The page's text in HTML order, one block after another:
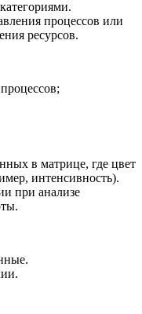
процессов или
ресурсов.
в матрице, где цвет
интенсивность).
при анализе